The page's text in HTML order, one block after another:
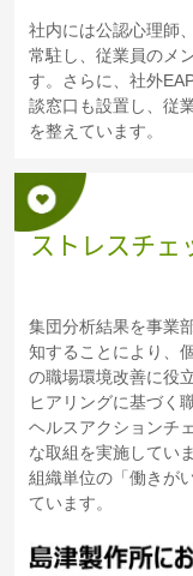
社内には公認心理師
常駐し、従業員のメ
す。さらに、社外
談窓口も設置し、従
を整えています。
ストレスチェ
集団分析結果を事業
知することにより、
の職場環境改善に役
ヒアリングに基づく
ヘルスアクションチ
な取組を実施してい
組織単位の「働きが
ています。